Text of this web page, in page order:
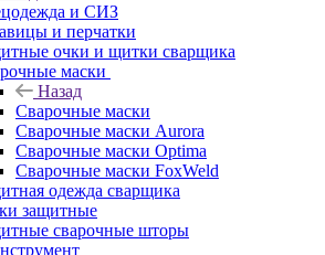
и СИЗ
и перчатки
очки и щитки сварщика
маски
Назад
Сварочные маски
Сварочные маски Aurora
Сварочные маски Optima
Сварочные маски FoxWeld
одежда сварщика
защитные
сварочные шторы